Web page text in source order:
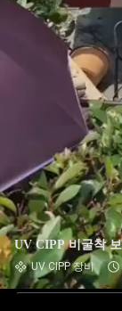
UV CIPP 비굴착
UV CIPP 장비